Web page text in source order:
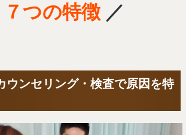
７つの特徴 ／
ンセリング・検査で原因を特